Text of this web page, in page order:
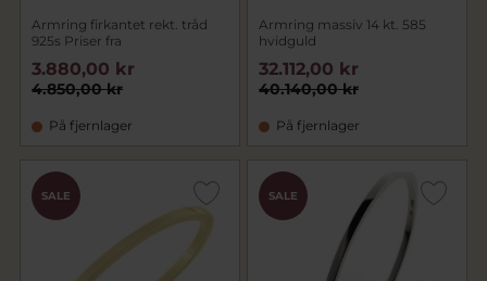
Armring firkantet rekt. tråd
925s Priser fra
4.850,00 kr
3.880,00 kr
På fjernlager
Armring massiv 14 kt. 585
hvidguld
40.140,00 kr
32.112,00 kr
På fjernlager
SALE SALE